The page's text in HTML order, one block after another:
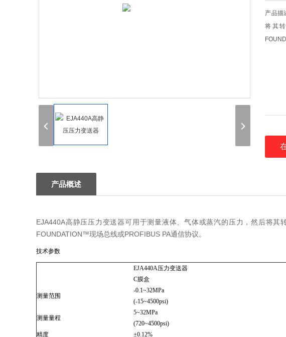
产品描
将其
产品概述
EJA440A高静压压力变送器可用于测量液体、气体或蒸汽的压力，然后将其
FOUNDATION™现场总线或PROFIBUS PA通信协议。
技术参数
EJA440A压力变送器
C膜盒
测量范围
-0.1~32MPa
(-15~4500psi)
测量量程
5~32MPa
(720~4500psi)
精度
±0.12%